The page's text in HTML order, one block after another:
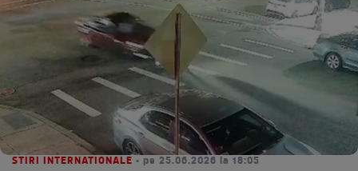
STIRI INTERNATIONALE • pe 25.06.2026 la 18:05